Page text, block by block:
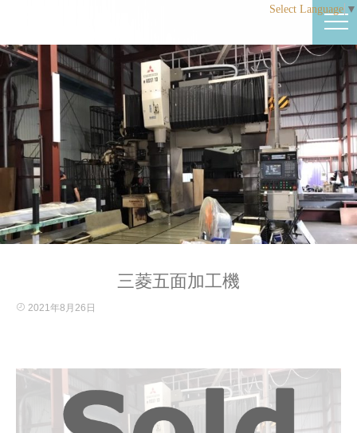
Select Language ▼
三菱五面加工機
2021年8月26日